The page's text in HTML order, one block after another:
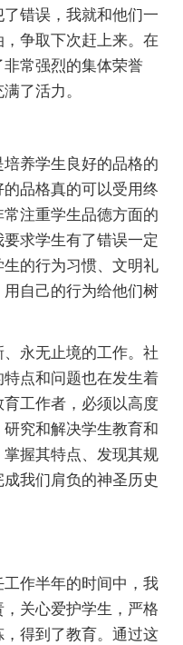
错误，我就和他们一
争取下次赶上来。在
常强烈的集体荣誉
了活力。
养学生良好的品格的
品格真的可以受用终
注重学生品德方面的
求学生有了错误一定
的行为习惯、文明礼
自己的行为给他们树
永无止境的工作。社
点和问题也在发生着
工作者，必须以高度
究和解决学生教育和
握其特点、发现其规
我们肩负的神圣历史
作半年的时间中，我
关心爱护学生，严格
得到了教育。通过这